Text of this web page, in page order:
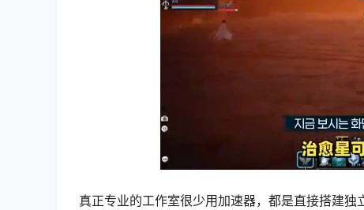
真正专业的工作室很少用加速器，都是直接搭建